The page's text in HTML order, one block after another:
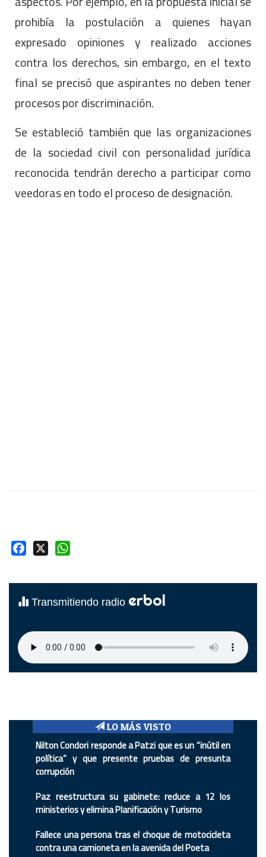
prohibía la postulación a quienes hayan
expresado opiniones y realizado acciones
contra los derechos, sin embargo, en el texto
final se precisó que aspirantes no deben tener
procesos por discriminación.
Se estableció también que las organizaciones
de la sociedad civil con personalidad jurídica
reconocida tendrán derecho a participar como
veedoras en todo el proceso de designación.
Facebook
Transmitiendo radio erbol
LO MÁS VISTO
Nilton Condori responde a Patzi que es un “inútil en
política” y que presente pruebas de presunta
corrupción
Paz reestructura su gabinete: reduce a 12 los
ministerios y elimina Planificación y Turismo
Fallece una persona tras el choque de motocicleta
contra una camioneta en la avenida del Poeta